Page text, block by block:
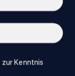
zur Kenntnis